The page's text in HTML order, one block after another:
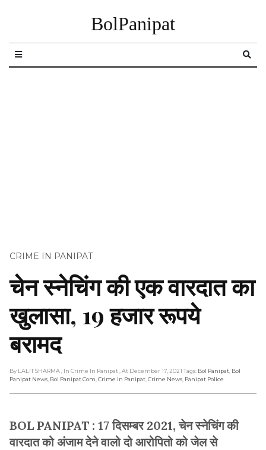
BolPanipat
CRIME IN PANIPAT
चेन स्नेचिंग की एक वारदात का
खुलासा, 19 हजार रूपये
बरामद
By LALIT SHARMA , In Crime In Panipat , At December 17, 2021 Tags: Bol Panipat Bol
Panipat News Bol Panipat.com Crime In Panipat Crime News Panipat Police
BOL PANIPAT : 17 दिसम्बर 2021, चेन स्नेचिंग की
वारदात को अंजाम देने वालो दो आरोपितो को जेल से